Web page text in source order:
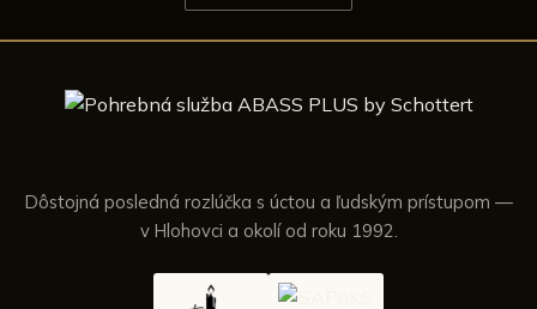
Dôstojná posledná rozlúčka s úctou a ľudským prístupom —
v Hlohovci a okolí od roku 1992.